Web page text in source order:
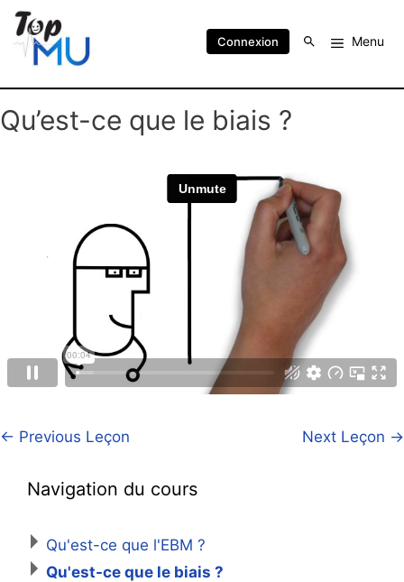
Connexion Menu
Qu’est-ce que le biais ?
← Previous Leçon Next Leçon →
Navigation du cours
Qu'est-ce que l'EBM ?
Qu'est-ce que le biais ?